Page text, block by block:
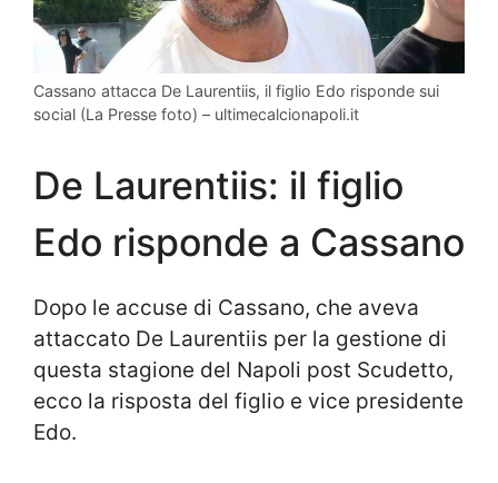
Cassano attacca De Laurentiis, il figlio Edo risponde sui
social (La Presse foto) – ultimecalcionapoli.it
De Laurentiis: il figlio
Edo risponde a Cassano
Dopo le accuse di Cassano, che aveva
attaccato De Laurentiis per la gestione di
questa stagione del Napoli post Scudetto,
ecco la risposta del figlio e vice presidente
Edo.